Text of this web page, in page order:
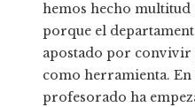
hemos hecho multitud
porque el
apostado por
como herramienta. En
profesorado ha